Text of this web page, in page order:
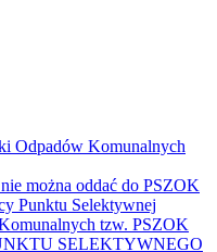
Odpadów Komunalnych
można oddać do PSZOK
Punktu Selektywnej
tzw. PSZOK
SELEKTYWNEGO